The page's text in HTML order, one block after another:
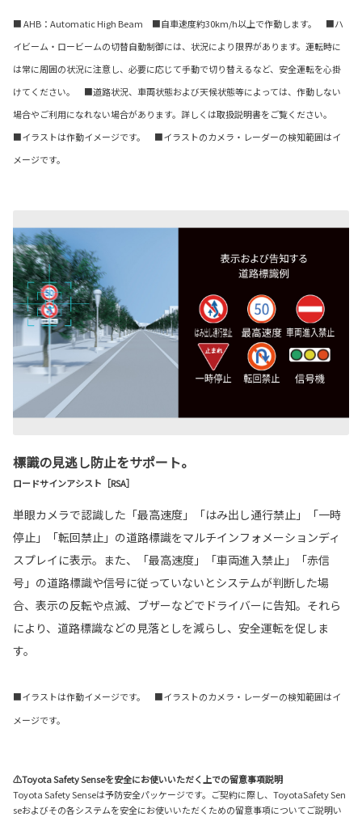
■ AHB：Automatic High Beam ■自車速度約30km/h以上で作動します。 ■ハ
イビーム・ロービームの切替自動制御には、状況により限界があります。運転時に
は常に周囲の状況に注意し、必要に応じて手動で切り替えるなど、安全運転を心掛
けてください。 ■道路状況、車両状態および天候状態等によっては、作動しない
場合やご利用になれない場合があります。詳しくは取扱説明書をご覧ください。
■イラストは作動イメージです。 ■イラストのカメラ・レーダーの検知範囲はイ
メージです。
標識の見逃し防止をサポート。
ロードサインアシスト［RSA］
単眼カメラで認識した「最高速度」「はみ出し通行禁止」「一時
停止」「転回禁止」の道路標識をマルチインフォメーションディ
スプレイに表示。また、「最高速度」「車両進入禁止」「赤信
号」の道路標識や信号に従っていないとシステムが判断した場
合、表示の反転や点滅、ブザーなどでドライバーに告知。それら
により、道路標識などの見落としを減らし、安全運転を促しま
す。
■イラストは作動イメージです。 ■イラストのカメラ・レーダーの検知範囲はイ
メージです。
⚠Toyota Safety Senseを安全にお使いいただく上での留意事項説明
Toyota Safety Senseは予防安全パッケージです。ご契約に際し、ToyotaSafety Sen
seおよびその各システムを安全にお使いいただくための留意事項についてご説明い